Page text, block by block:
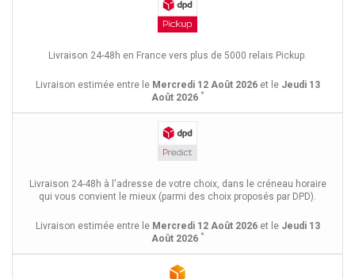
Livraison 24-48h en France vers plus de 5000 relais Pickup.
Livraison estimée entre le Mercredi 12 Août 2026et le Jeudi 13
Août 2026 *
Livraison 24-48h à l'adresse de votre choix, dans le créneau horaire
qui vous convient le mieux (parmi des choix proposés par DPD).
Livraison estimée entre le Mercredi 12 Août 2026et le Jeudi 13
Août 2026 *